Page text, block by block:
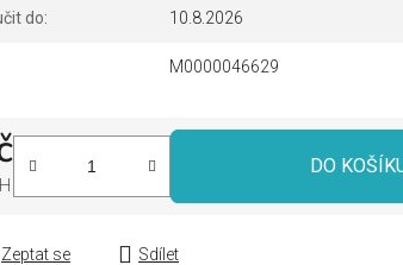
do: 10.8.2026
M0000046629
DO
Zeptat se Sdílet